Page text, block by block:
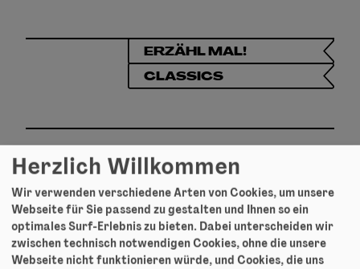
ERZÄHL MAL!
CLASSICS
Gastspiel-Info
Vorschule, 1. Klasse
Grundschule, Unterstufe
Herzlich Willkommen
Wir verwenden verschiedene Arten von Cookies, um unsere
Webseite für Sie passend zu gestalten und Ihnen so ein
optimales Surf-Erlebnis zu bieten. Dabei unterscheiden wir
zwischen technisch notwendigen Cookies, ohne die unsere
Webseite nicht funktionieren würde, und Cookies, die uns